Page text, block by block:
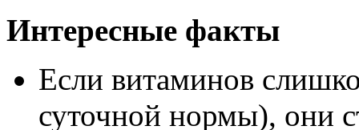
Интересные факты
Если витаминов
суточной нормы), они